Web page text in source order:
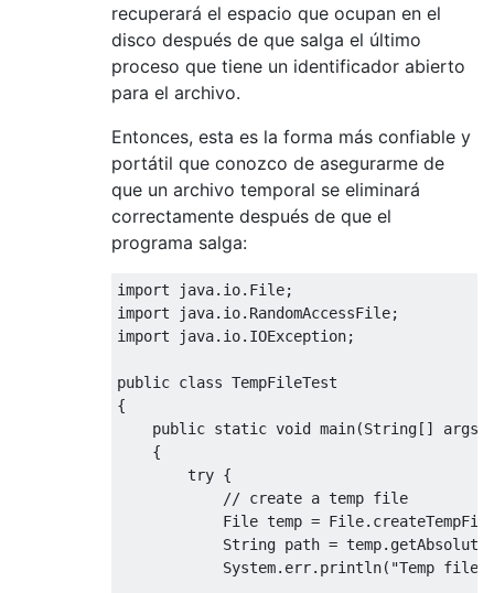
recuperará el espacio que ocupan en el
disco después de que salga el último
proceso que tiene un identificador abierto
para el archivo.
Entonces, esta es la forma más confiable y
portátil que conozco de asegurarme de
que un archivo temporal se eliminará
correctamente después de que el
programa salga:
import
import
import java.io.IOException;
public class TempFileTest
{
public static void main(String[] args)
{
try {
// create a temp file
File temp =
String path =
            System.err.println(
"Temp file